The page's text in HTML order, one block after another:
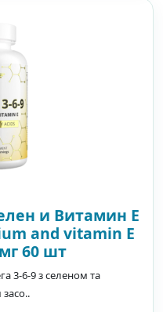
и Витамин Е
and vitamin E
60 шт
3-6-9 з селеном та